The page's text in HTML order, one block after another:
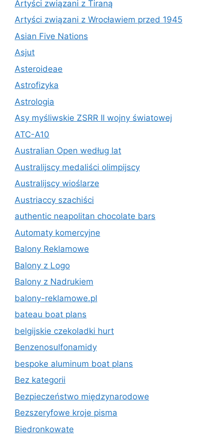
Artyści związani z Tiraną
Artyści związani z Wrocławiem przed 1945
Asian Five Nations
Asjut
Asteroideae
Astrofizyka
Astrologia
Asy myśliwskie ZSRR II wojny światowej
ATC-A10
Australian Open według lat
Australijscy medaliści olimpijscy
Australijscy wioślarze
Austriaccy szachiści
authentic neapolitan chocolate bars
Automaty komercyjne
Balony Reklamowe
Balony z Logo
Balony z Nadrukiem
balony-reklamowe.pl
bateau boat plans
belgijskie czekoladki hurt
Benzenosulfonamidy
bespoke aluminum boat plans
Bez kategorii
Bezpieczeństwo międzynarodowe
Bezszeryfowe kroje pisma
Biedronkowate